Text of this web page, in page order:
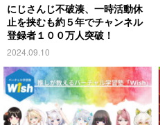
にじさんじ不破湊、一時活動休
止を挟むも約５年でチャンネル
登録者１００万人突破！
2024.09.10